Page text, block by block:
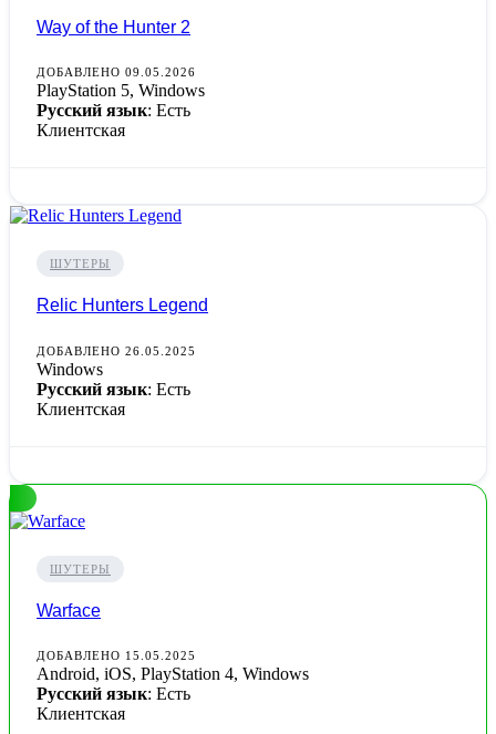
Way of the Hunter 2
ДОБАВЛЕНО 09.05.2026
PlayStation 5, Windows
Русский язык: Есть
Клиентская
ШУТЕРЫ
Relic Hunters Legend
ДОБАВЛЕНО 26.05.2025
Windows
Русский язык: Есть
Клиентская
ШУТЕРЫ
Warface
ДОБАВЛЕНО 15.05.2025
Android, iOS, PlayStation 4, Windows
Русский язык: Есть
Клиентская